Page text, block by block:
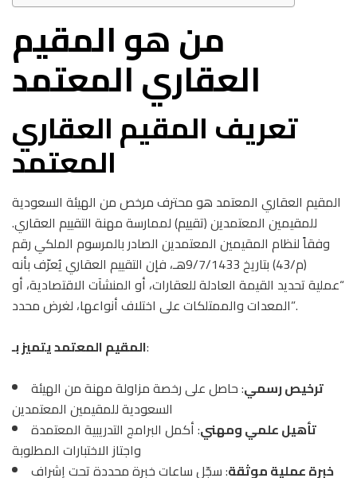
من هو المقيم
العقاري المعتمد
تعريف المقيم العقاري
المعتمد
المقيم العقاري المعتمد هو محترف مرخص من الهيئة السعودية
للمقيمين المعتمدين (تقييم) لممارسة مهنة التقييم العقاري.
وفقاً لنظام المقيمين المعتمدين الصادر بالمرسوم الملكي رقم
(م/43) بتاريخ 9/7/1433هـ، فإن التقييم العقاري يُعرّف بأنه
“عملية تحديد القيمة العادلة للعقارات، أو المنشآت الاقتصادية، أو
المعدات والممتلكات على اختلاف أنواعها، لغرض محدد”.
المقيم المعتمد يتميز بـ:
ترخيص رسمي: حاصل على رخصة مزاولة مهنة من الهيئة
السعودية للمقيمين المعتمدين
تأهيل علمي ومهني: أكمل البرامج التدريبية المعتمدة
واجتاز الاختبارات المطلوبة
خبرة عملية موثقة: سجّل ساعات خبرة محددة تحت إشراف